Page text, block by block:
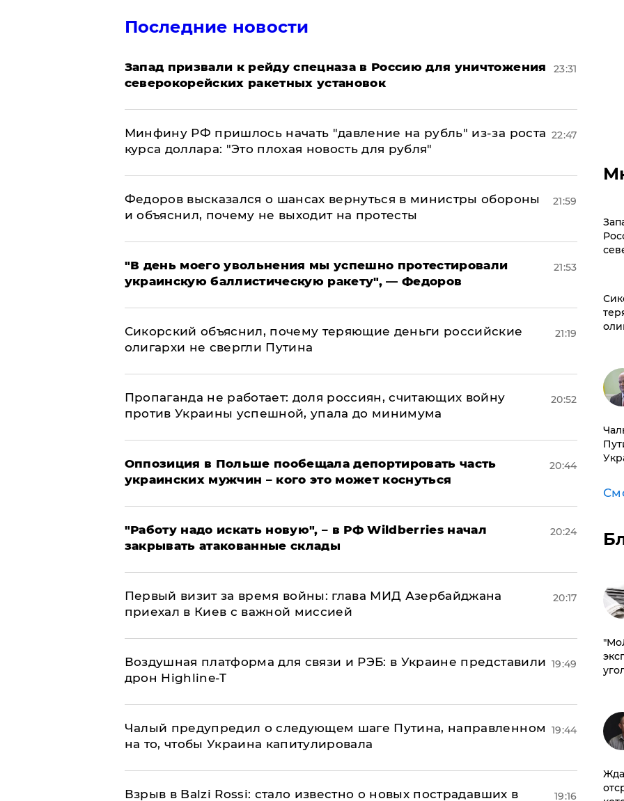
Последние новости
Запад призвали к рейду спецназа в Россию для уничтожения
северокорейских ракетных установок
23:31
Минфину РФ пришлось начать "давление на рубль" из-за роста
курса доллара: "Это плохая новость для рубля"
22:47
Федоров высказался о шансах вернуться в министры обороны
и объяснил, почему не выходит на протесты
21:59
​"В день моего увольнения мы успешно протестировали
украинскую баллистическую ракету", — Федоров
21:53
Сикорский объяснил, почему теряющие деньги российские
олигархи не свергли Путина
21:19
​Пропаганда не работает: доля россиян, считающих войну
против Украины успешной, упала до минимума
20:52
Оппозиция в Польше пообещала депортировать часть
украинских мужчин – кого это может коснуться
20:44
"Работу надо искать новую", – в РФ Wildberries начал
закрывать атакованные склады
20:24
Первый визит за время войны: глава МИД Азербайджана
приехал в Киев с важной миссией
20:17
Воздушная платформа для связи и РЭБ: в Украине представили
дрон Highline-T
19:49
Чалый предупредил о следующем шаге Путина, направленном
на то, чтобы Украина капитулировала
19:44
Взрыв в Balzi Rossi: стало известно о новых пострадавших в 19:16